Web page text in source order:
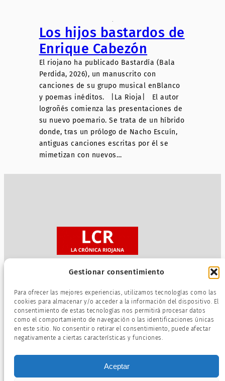
Gestionar consentimiento
Para ofrecer las mejores experiencias, utilizamos tecnologías como las
cookies para almacenar y/o acceder a la información del dispositivo. El
consentimiento de estas tecnologías nos permitirá procesar datos
como el comportamiento de navegación o las identificaciones únicas
en este sitio. No consentir o retirar el consentimiento, puede afectar
negativamente a ciertas características y funciones.
Aceptar
.
Los hijos bastardos de
Enrique Cabezón
El riojano ha publicado Bastardía (Bala
Perdida, 2026), un manuscrito con
canciones de su grupo musical enBlanco
y poemas inéditos. |La Rioja| El autor
logroñés comienza las presentaciones de
su nuevo poemario. Se trata de un híbrido
donde, tras un prólogo de Nacho Escuín,
antiguas canciones escritas por él se
mimetizan con nuevos…
Política de privacidad
Términos de servicio
Política de cookies